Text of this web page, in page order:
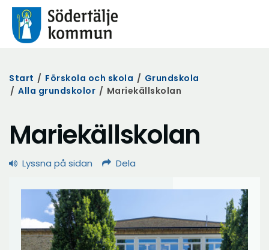
Start / Förskola och skola / Grundskola
/ Alla grundskolor / Mariekällskolan
Mariekällskolan
Lyssna på sidan Dela